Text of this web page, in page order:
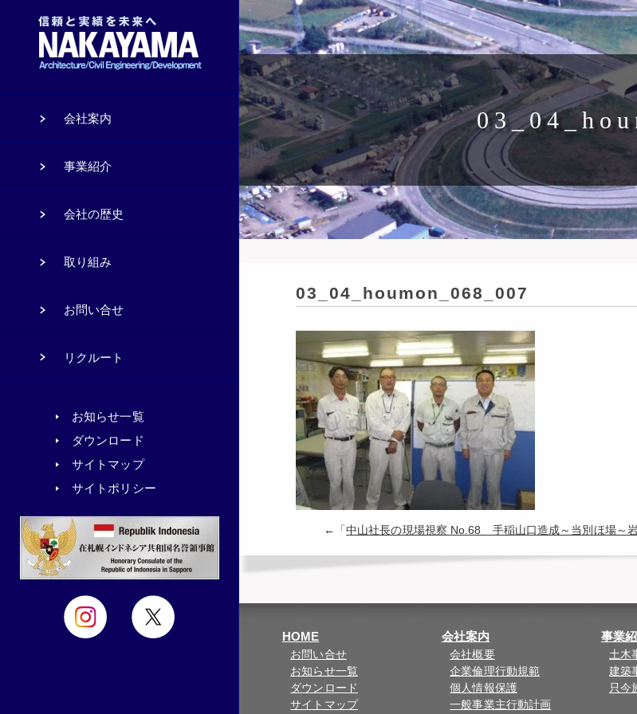
03_04_houmon_068_007
←「中山社長の現場視察 No.68 手稲山口造成～当別ほ場～
HOME
お問い合せ
お知らせ一覧
ダウンロード
サイトマップ
会社案内
会社概要
企業倫理行動規範
個人情報保護
一般事業主行動計画
事業
土木
建築
只今
会社案内
事業紹介
会社の歴史
取り組み
お問い合せ
リクルート
お知らせ一覧
ダウンロード
サイトマップ
サイトポリシー